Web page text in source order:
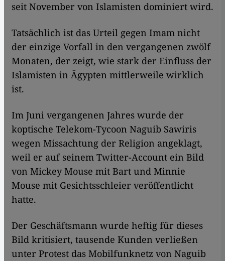
seit November von Islamisten dominiert wird.
Tatsächlich ist das Urteil gegen Imam nicht
der einzige Vorfall in den vergangenen zwölf
Monaten, der zeigt, wie stark der Einfluss der
Islamisten in Ägypten mittlerweile wirklich
ist.
Im Juni vergangenen Jahres wurde der
koptische Telekom-Tycoon Naguib Sawiris
wegen Missachtung der Religion angeklagt,
weil er auf seinem Twitter-Account ein Bild
von Mickey Mouse mit Bart und Minnie
Mouse mit Gesichtsschleier veröffentlicht
hatte.
Der Geschäftsmann wurde heftig für dieses
Bild kritisiert, tausende Kunden verließen
unter Protest das Mobilfunknetz von Naguib